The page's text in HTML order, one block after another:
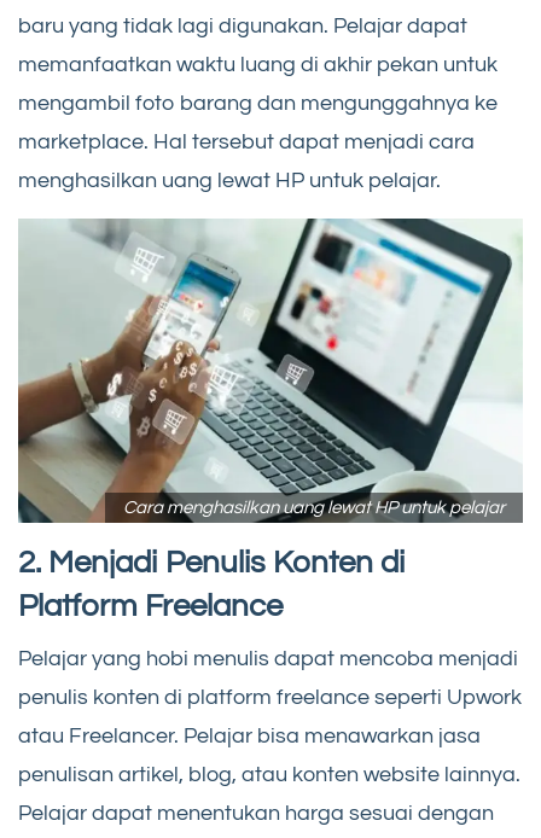
baru yang tidak lagi digunakan. Pelajar dapat
memanfaatkan waktu luang di akhir pekan untuk
mengambil foto barang dan mengunggahnya ke
marketplace. Hal tersebut dapat menjadi cara
menghasilkan uang lewat HP untuk pelajar.
Cara menghasilkan uang lewat HP untuk pelajar
2. Menjadi Penulis Konten di
Platform Freelance
Pelajar yang hobi menulis dapat mencoba menjadi
penulis konten di platform freelance seperti Upwork
atau Freelancer. Pelajar bisa menawarkan jasa
penulisan artikel, blog, atau konten website lainnya.
Pelajar dapat menentukan harga sesuai dengan